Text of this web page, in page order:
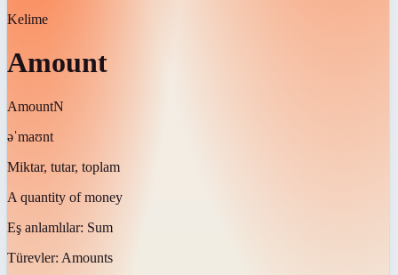
Kelime
Amount
AmountN
əˈmaʊnt
Miktar, tutar, toplam
A quantity of money
Eş anlamlılar: Sum
Türevler: Amounts